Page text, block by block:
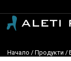
Начало / Продукти /